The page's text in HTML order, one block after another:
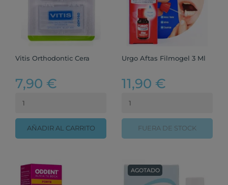
Vitis Orthodontic Cera
7,90 €
AÑADIR AL CARRITO
Urgo Aftas Filmogel 3 Ml
11,90 €
FUERA DE STOCK
AGOTADO